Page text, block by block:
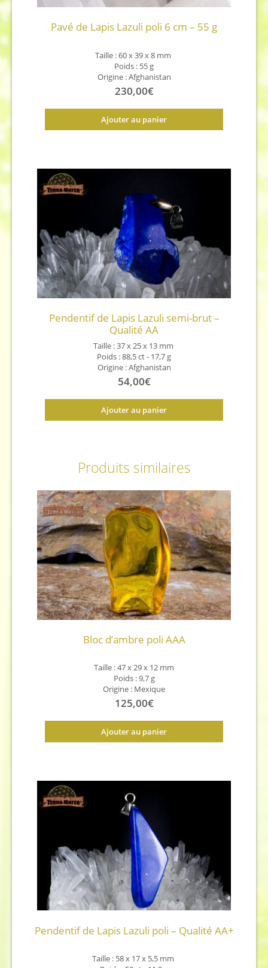
Pavé de Lapis Lazuli poli 6 cm – 55 g
Taille : 60 x 39 x 8 mm
Poids : 55 g
Origine : Afghanistan
230,00€
Ajouter au panier
Pendentif de Lapis Lazuli semi-brut –
Qualité AA
Taille : 37 x 25 x 13 mm
Poids : 88,5 ct - 17,7 g
Origine : Afghanistan
54,00€
Ajouter au panier
Produits similaires
Bloc d’ambre poli AAA
Taille : 47 x 29 x 12 mm
Poids : 9,7 g
Origine : Mexique
125,00€
Ajouter au panier
Pendentif de Lapis Lazuli poli – Qualité AA+
Taille : 58 x 17 x 5,5 mm